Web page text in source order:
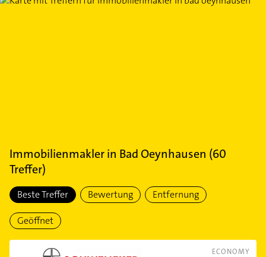
Immobilienmaklerin Bad Oeynhausen (60
Treffer)
Beste Treffer Bewertung Entfernung
Geöffnet
ECONOMY